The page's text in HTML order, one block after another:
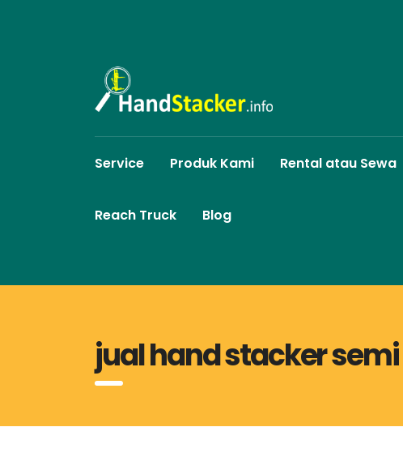
Service Produk Kami Rental atau Sewa
Reach Truck Blog
jual hand stacker